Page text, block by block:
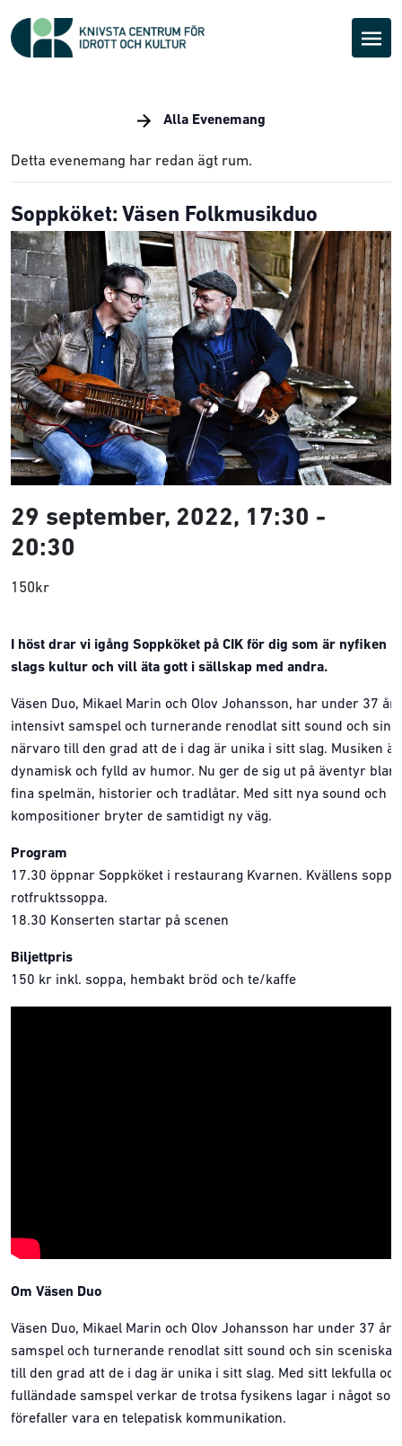
Alla Evenemang
Detta evenemang har redan ägt rum.
Soppköket: Väsen Folkmusikduo
29 september, 2022, 17:30 -
20:30
150kr
I höst drar vi igång Soppköket på CIK för dig som är nyfiken
slags kultur och vill äta gott i sällskap med andra.
Väsen Duo, Mikael Marin och Olov Johansson, har under 37 års
intensivt samspel och turnerande renodlat sitt sound och sin
närvaro till den grad att de i dag är unika i sitt slag. Musiken
dynamisk och fylld av humor. Nu ger de sig ut på äventyr
fina spelmän, historier och tradlåtar. Med sitt nya sound och
kompositioner bryter de samtidigt ny väg.
Program
17.30 öppnar Soppköket i restaurang Kvarnen. Kvällens soppa
rotfruktssoppa.
18.30 Konserten startar på scenen
Biljettpris
150 kr inkl. soppa, hembakt bröd och te/kaffe
Om Väsen Duo
Väsen Duo, Mikael Marin och Olov Johansson har under 37
samspel och turnerande renodlat sitt sound och sin sceniska
till den grad att de i dag är unika i sitt slag. Med sitt lekfulla och
fulländade samspel verkar de trotsa fysikens lagar i något som
förefaller vara en telepatisk kommunikation.